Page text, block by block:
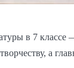
в 7 классе
а